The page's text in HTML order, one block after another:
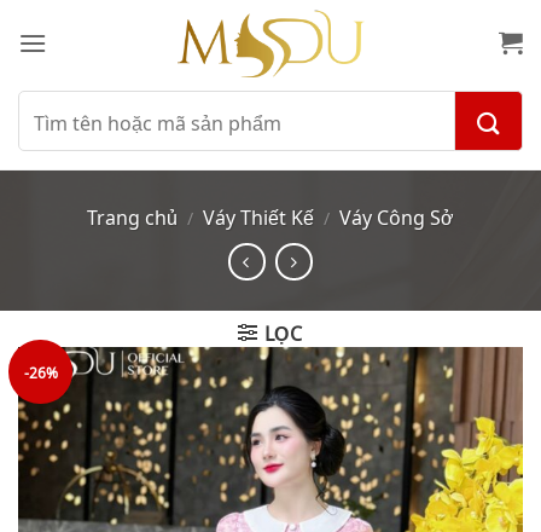
qua
dungTìm
kiếm:
Trang chủ / Váy Thiết Kế / Váy Công Sở
LỌC
-26%